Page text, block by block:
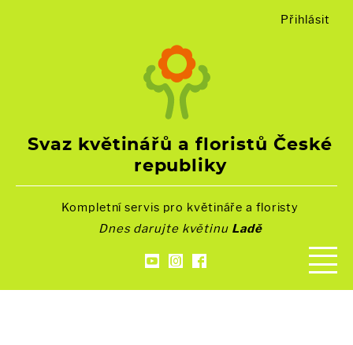
Svaz květinářů a floristů České
republiky
Přihlásit
Kompletní servis pro květináře a floristy
Dnes darujte květinu Ladě